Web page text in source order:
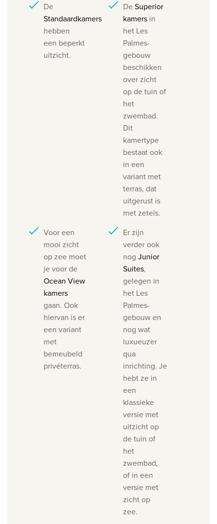
De
Standaardkamers
​hebben
een beperkt
uitzicht.
DeSuperior
kamers in
het Les
Palmes-
gebouw
beschikken
over zicht
op de tuin of
het
zwembad.
Dit
kamertype
bestaat ook
in een
variant met
terras, dat
uitgerust is
met zetels.
Voor een
mooi zicht
op zee moet
je voor de
Ocean View
kamers
gaan. Ook
hiervan is er
een variant
met
bemeubeld
privéterras.
Er zijn
verder ook
nog Junior
Suites,
gelegen in
het Les
Palmes-
gebouw en
nog wat
luxueuzer
qua
inrichting. Je
hebt ze in
een
klassieke
versie met
uitzicht op
de tuin of
het
zwembad,
of in een
versie met
zicht op
zee.